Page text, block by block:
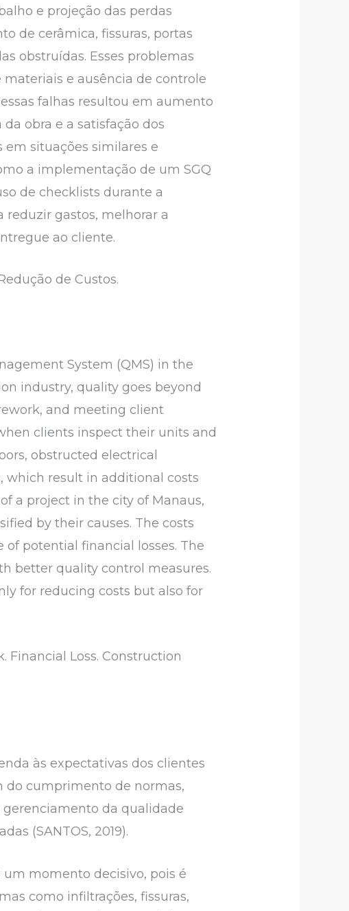
e projeção das perdas
de cerâmica, fissuras, portas
obstruídas. Esses problemas
e ausência de controle
falhas resultou em aumento
obra e a satisfação dos
em situações similares e
a implementação de um SGQ
de checklists durante a
reduzir gastos, melhorar a
ao cliente.
de Custos.
System (QMS) in the
industry, quality goes beyond
and meeting client
clients inspect their units and
obstructed electrical
which result in additional costs
a project in the city of Manaus,
by their causes. The costs
potential financial losses. The
better quality control measures.
for reducing costs but also for
Financial Loss. Construction
às expectativas dos clientes
do cumprimento de normas,
gerenciamento da qualidade
(SANTOS, 2019).
momento decisivo, pois é
como infiltrações, fissuras,